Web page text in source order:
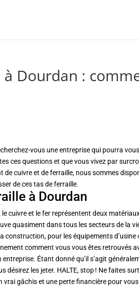
Dourdan :
vous une entreprise qui pourra
ces questions et que vous vivez par
de cuivre et de ferraille, nous sommes
de ces tas de ferraille.
à Dourdan
cuivre et le fer représentent deux
quasiment dans tous les secteurs de la
construction, pour les équipements d’usine
comment vous vous êtes retrouvés
Étant donné qu’il s’agit
désirez les jeter. HALTE, stop ! Ne faites
vrai gâchis et une perte financière pour